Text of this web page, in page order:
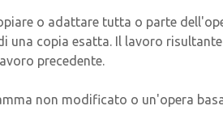
o adattare tutta o parte
una copia esatta. Il lavoro
precedente.
non modificato o un'opera